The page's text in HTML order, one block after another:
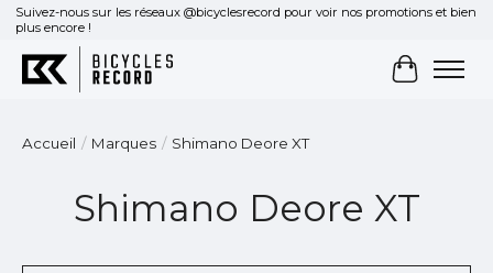
Suivez-nous sur les réseaux @bicyclesrecord pour voir nos promotions et bien
plus encore !
Panier
Accueil / Marques / Shimano Deore XT
Shimano Deore XT